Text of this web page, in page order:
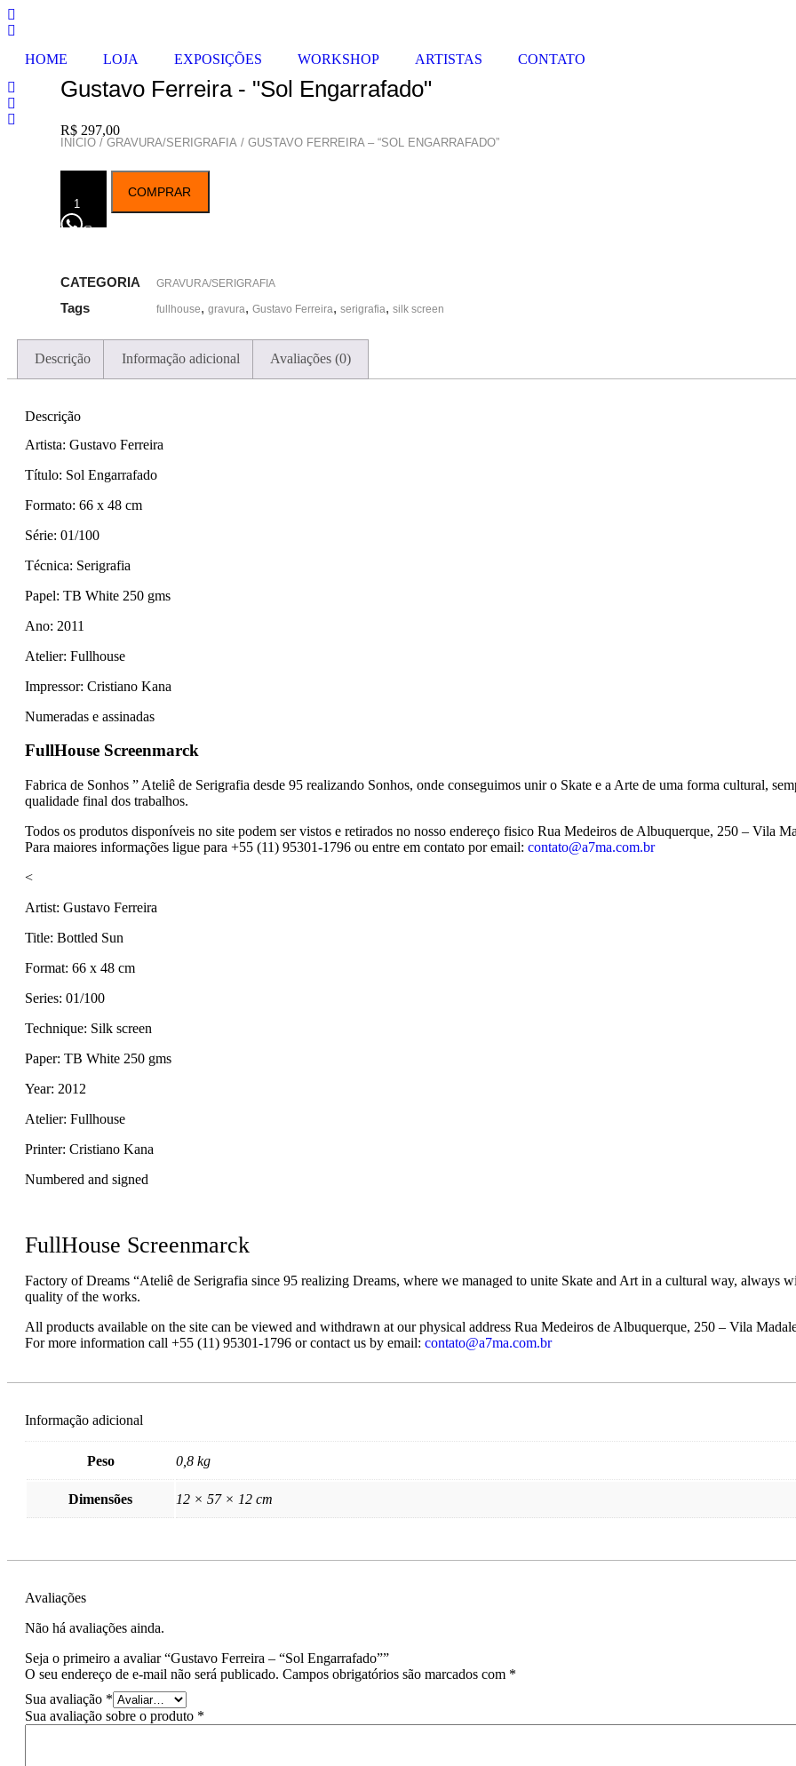
Pular
para
conteúdo
HOME LOJA EXPOSIÇÕES WORKSHOP ARTISTAS CONTATO
INÍCIO / GRAVURA/SERIGRAFIA / GUSTAVO FERREIRA – “SOL ENGARRAFADO”
Gustavo Ferreira - "Sol Engarrafado"
R$ 297,00
"Sol
COMPRAR
Compra pelo WhatsApp
CATEGORIA GRAVURA/SERIGRAFIA
Tags fullhouse, gravura, Gustavo Ferreira, serigrafia, silk screen
Descrição Informação adicional Avaliações (0)
Descrição
Artista: Gustavo Ferreira
Título: Sol Engarrafado
Formato: 66 x 48 cm
Série: 01/100
Técnica: Serigrafia
Papel: TB White 250 gms
Ano: 2011
Atelier: Fullhouse
Impressor: Cristiano Kana
Numeradas e assinadas
FullHouse Screenmarck
Fabrica de Sonhos ” Ateliê de Serigrafia desde 95 realizando Sonhos, onde conseguimos unir o Skate e a Arte de uma forma cultural,
qualidade final dos trabalhos.
Todos os produtos disponíveis no site podem ser vistos e retirados no nosso endereço fisico Rua Medeiros de Albuquerque, 250 – Vila
Para maiores informações ligue para +55 (11) 95301-1796 ou entre em contato por email: contato@a7ma.com.br
<
Artist: Gustavo Ferreira
Title: Bottled Sun
Format: 66 x 48 cm
Series: 01/100
Technique: Silk screen
Paper: TB White 250 gms
Year: 2012
Atelier: Fullhouse
Printer: Cristiano Kana
Numbered and signed
FullHouse Screenmarck
Factory of Dreams “Ateliê de Serigrafia since 95 realizing Dreams, where we managed to unite Skate and Art in a cultural way, always
quality of the works.
All products available on the site can be viewed and withdrawn at our physical address Rua Medeiros de Albuquerque, 250 – Vila
For more information call +55 (11) 95301-1796 or contact us by email: contato@a7ma.com.br
Informação adicional
Peso 0,8 kg
Dimensões 12 × 57 × 12 cm
Avaliações
Não há avaliações ainda.
Seja o primeiro a avaliar “Gustavo Ferreira – “Sol Engarrafado””
O seu endereço de e-mail não será publicado. Campos obrigatórios são marcados com *
Sua avaliação *
Sua avaliação sobre o produto *